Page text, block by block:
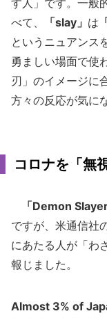
す人」です。一般
べて、
「slay」 は
というニュアンス
勇ましい場面で使
刃」のイメージに
方々の反応が気に
コロナを「無
「Demon Slayer
ですが、米通信社
にあたる人が「わ
報じました。
Almost 3% of